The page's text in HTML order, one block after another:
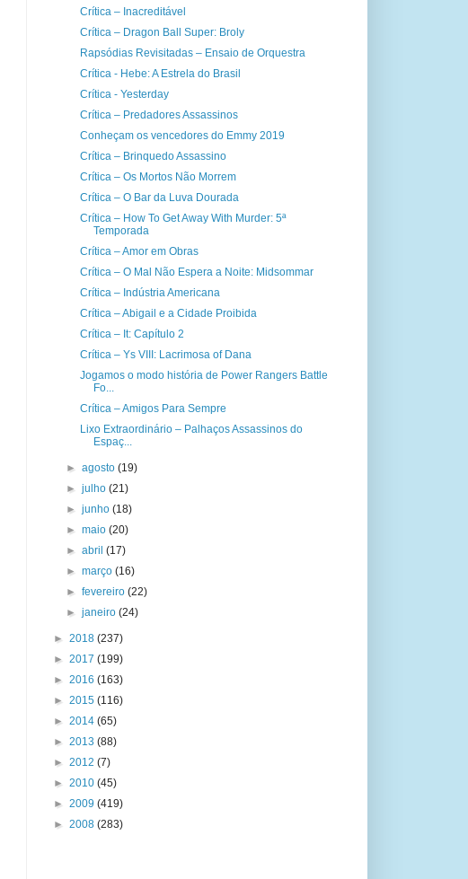
Crítica – Inacreditável
Crítica – Dragon Ball Super: Broly
Rapsódias Revisitadas – Ensaio de Orquestra
Crítica - Hebe: A Estrela do Brasil
Crítica - Yesterday
Crítica – Predadores Assassinos
Conheçam os vencedores do Emmy 2019
Crítica – Brinquedo Assassino
Crítica – Os Mortos Não Morrem
Crítica – O Bar da Luva Dourada
Crítica – How To Get Away With Murder: 5ª
Temporada
Crítica – Amor em Obras
Crítica – O Mal Não Espera a Noite: Midsommar
Crítica – Indústria Americana
Crítica – Abigail e a Cidade Proibida
Crítica – It: Capítulo 2
Crítica – Ys VIII: Lacrimosa of Dana
Jogamos o modo história de Power Rangers Battle
Fo...
Crítica – Amigos Para Sempre
Lixo Extraordinário – Palhaços Assassinos do
Espaç...
►agosto(19)
►julho(21)
►junho(18)
►maio(20)
►abril(17)
►março(16)
►fevereiro(22)
►janeiro(24)
► 2018 (237)
► 2017 (199)
► 2016 (163)
► 2015 (116)
► 2014 (65)
► 2013 (88)
► 2012 (7)
► 2010 (45)
► 2009 (419)
► 2008 (283)